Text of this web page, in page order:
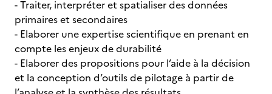
- Traiter, interpréter et spatialiser des données
primaires et secondaires
- Elaborer une expertise scientifique en prenant en
compte les enjeux de durabilité
- Elaborer des propositions pour l’aide à la décision
et la conception d’outils de pilotage à partir de